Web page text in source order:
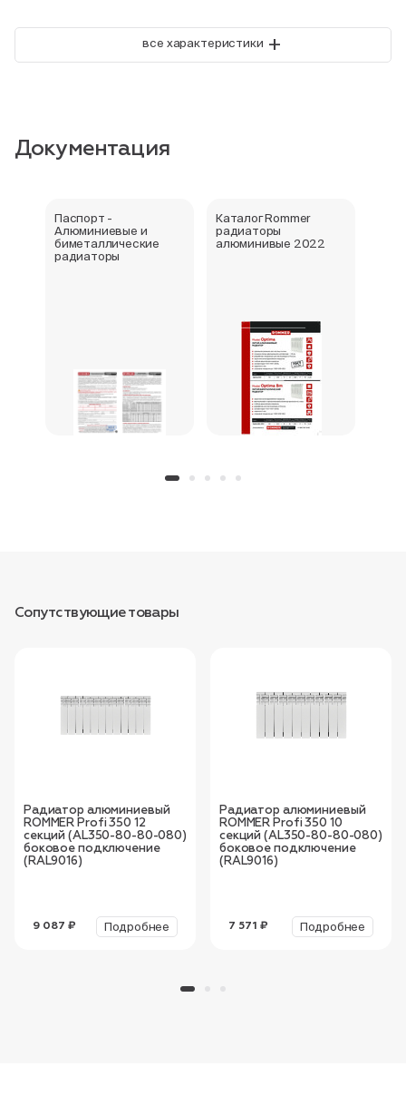
все характеристики +
Документация
Паспорт -
Алюминиевые и
биметаллические
радиаторы
Каталог Rommer
радиаторы
алюминивые 2022
Сопутствующие товары
Радиатор алюминиевый
ROMMER Profi 350 12
секций (AL350-80-80-080)
боковое подключение
(RAL9016)
9 087 ₽ Подробнее
Радиатор алюминиевый
ROMMER Profi 350 10
секций (AL350-80-80-080)
боковое подключение
(RAL9016)
7 571 ₽ Подробнее